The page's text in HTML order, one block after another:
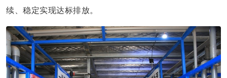
续、稳定实现达标排放。